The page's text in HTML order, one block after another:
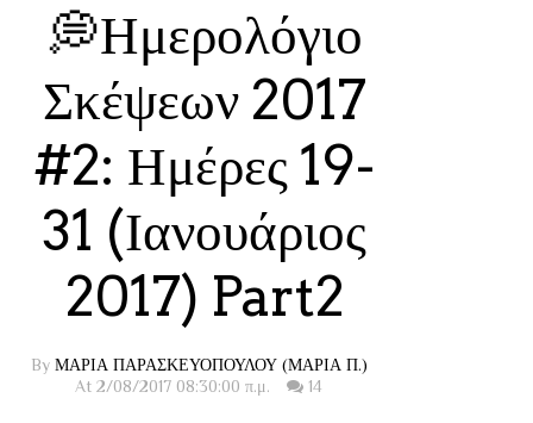
💭Ημερολόγιο
Σκέψεων 2017
#2: Ημέρες 19-
31 (Ιανουάριος
2017) Part2
By ΜΑΡΙΑ ΠΑΡΑΣΚΕΥΟΠΟΥΛΟΥ (ΜΑΡΙΑ Π.)
At 2/08/2017 08:30:00 π.μ.
14